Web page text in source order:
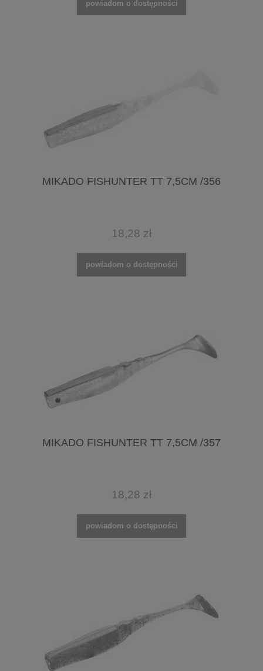
powiadom o dostępności
MIKADO FISHUNTER TT 7,5CM /356
18,28 zł
powiadom o dostępności
MIKADO FISHUNTER TT 7,5CM /357
18,28 zł
powiadom o dostępności